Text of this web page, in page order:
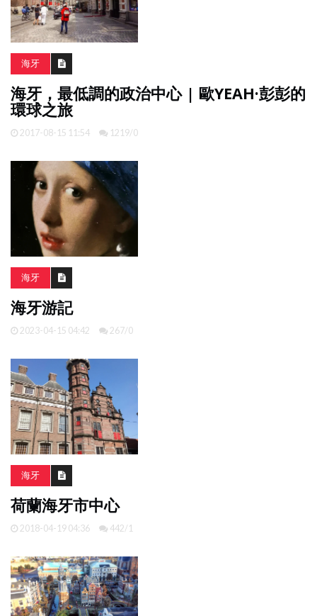
海牙
海牙，最低調的政治中心 | 歐YEAH·彭彭的
環球之旅
2017-08-15 11:54 1219/0
海牙
海牙游記
2023-04-15 04:42 267/0
海牙
荷蘭海牙市中心
2018-04-19 04:36 442/1